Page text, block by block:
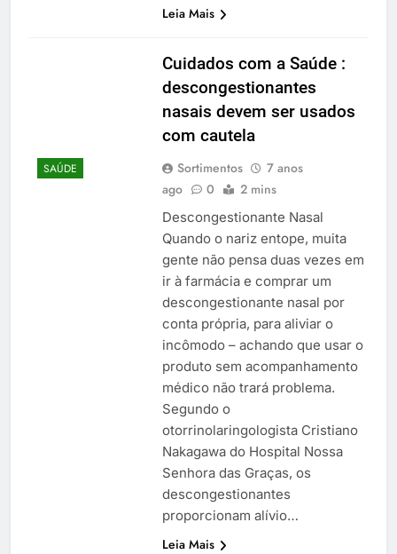
Leia Mais
SAÚDE
Cuidados com a Saúde :
descongestionantes
nasais devem ser usados
com cautela
Sortimentos
7 anos
ago
0 2 mins
Descongestionante Nasal
Quando o nariz entope, muita
gente não pensa duas vezes em
ir à farmácia e comprar um
descongestionante nasal por
conta própria, para aliviar o
incômodo – achando que usar o
produto sem acompanhamento
médico não trará problema.
Segundo o
otorrinolaringologista Cristiano
Nakagawa do Hospital Nossa
Senhora das Graças, os
descongestionantes
proporcionam alívio…
Leia Mais